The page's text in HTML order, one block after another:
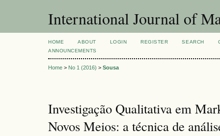
International Journal of
HOME ABOUT LOGIN REGISTER SEARCH
ANNOUNCEMENTS
Home > No 1 (2016) > Sousa
Investigação Qualitativa em
Novos Meios: a técnica de